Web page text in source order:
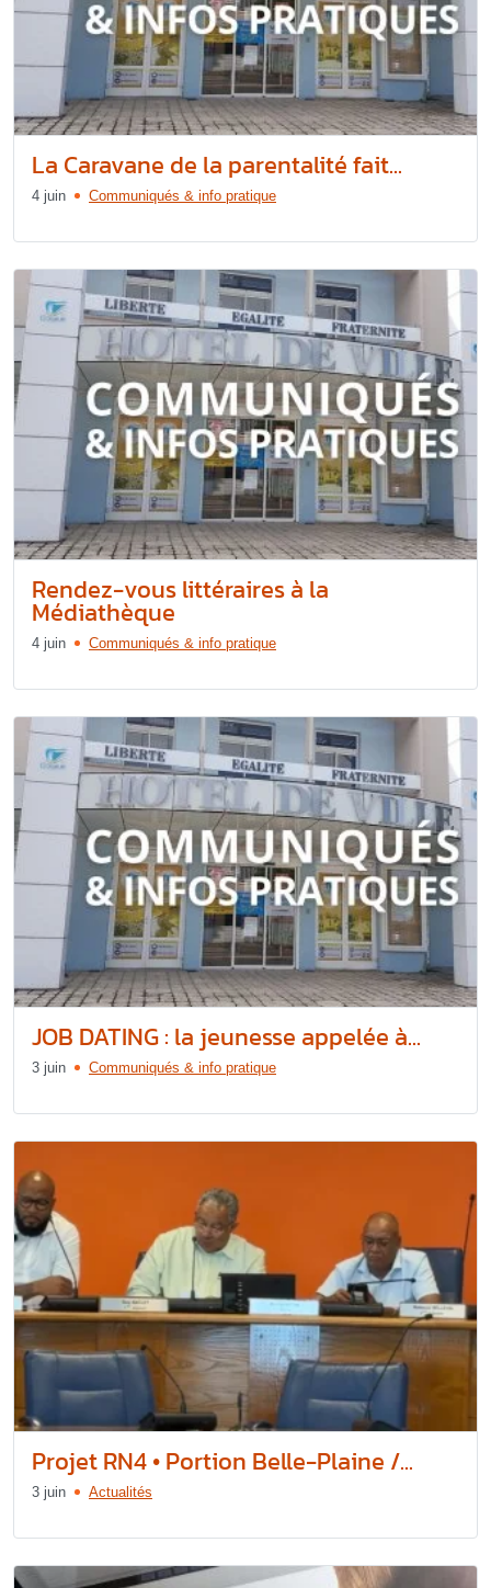
La Caravane de la parentalité fait...
4 juin Communiqués & info pratique
Rendez-vous littéraires à la
Médiathèque
4 juin Communiqués & info pratique
JOB DATING : la jeunesse appelée à...
3 juin Communiqués & info pratique
Projet RN4 • Portion Belle-Plaine /...
3 juin Actualités